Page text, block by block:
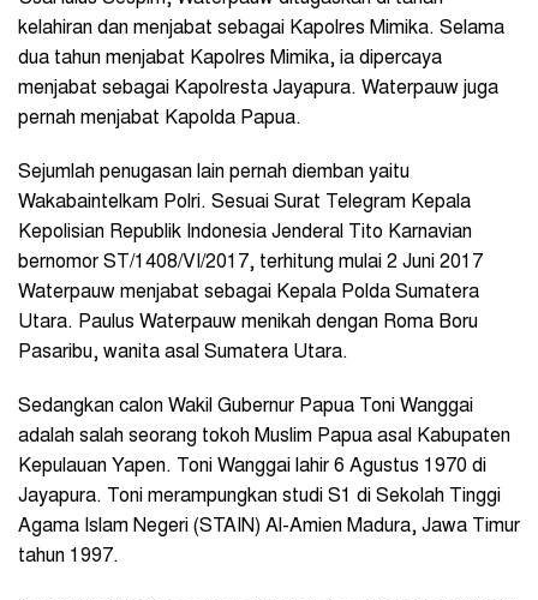
kelahiran dan menjabat sebagai Kapolres Mimika. Selama
dua tahun menjabat Kapolres Mimika, ia dipercaya
menjabat sebagai Kapolresta Jayapura. Waterpauw juga
pernah menjabat Kapolda Papua.
Sejumlah penugasan lain pernah diemban yaitu
Wakabaintelkam Polri. Sesuai Surat Telegram Kepala
Kepolisian Republik Indonesia Jenderal Tito Karnavian
bernomor ST/1408/VI/2017, terhitung mulai 2 Juni 2017
Waterpauw menjabat sebagai Kepala Polda Sumatera
Utara. Paulus Waterpauw menikah dengan Roma Boru
Pasaribu, wanita asal Sumatera Utara.
Sedangkan calon Wakil Gubernur Papua Toni Wanggai
adalah salah seorang tokoh Muslim Papua asal Kabupaten
Kepulauan Yapen. Toni Wanggai lahir 6 Agustus 1970 di
Jayapura. Toni merampungkan studi S1 di Sekolah Tinggi
Agama Islam Negeri (STAIN) Al-Amien Madura, Jawa Timur
tahun 1997.